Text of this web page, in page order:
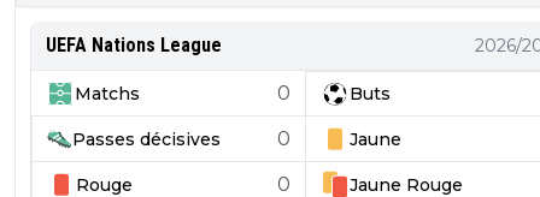
UEFA Nations League 2026/
Matchs 0 Buts
Passes décisives 0 Jaune
Rouge 0 Jaune Rouge